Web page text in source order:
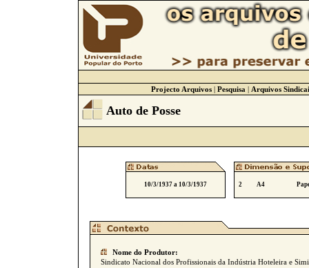
Projecto Arquivos| Pesquisa | Arquivos
Auto de Posse
10/3/1937 a 10/3/1937 2 A4
Nome do Produtor:
Sindicato Nacional dos Profissionais da Indústria Hoteleira e